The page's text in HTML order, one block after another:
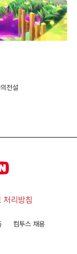
전설
처리방침
컴투스 채용